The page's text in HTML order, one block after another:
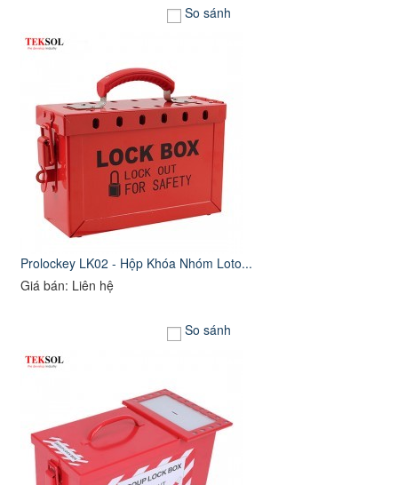
So sánh
Prolockey LK02 - Hộp Khóa Nhóm Loto...
Giá bán: Liên hệ
So sánh